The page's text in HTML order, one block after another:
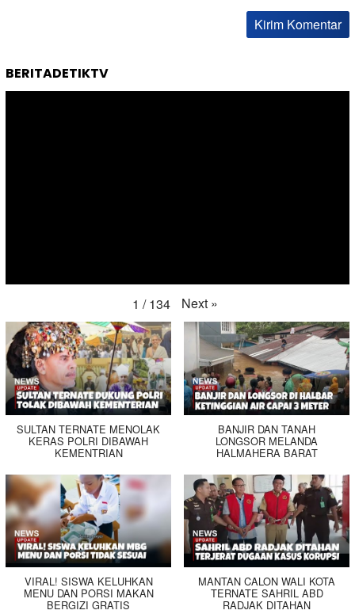
BERITADETIKTV
1 / 134 Next »
SULTAN TERNATE MENOLAK
KERAS POLRI DIBAWAH
KEMENTRIAN
BANJIR DAN TANAH
LONGSOR MELANDA
HALMAHERA BARAT
VIRAL! SISWA KELUHKAN
MENU DAN PORSI MAKAN
BERGIZI GRATIS
MANTAN CALON WALI KOTA
TERNATE SAHRIL ABD
RADJAK DITAHAN